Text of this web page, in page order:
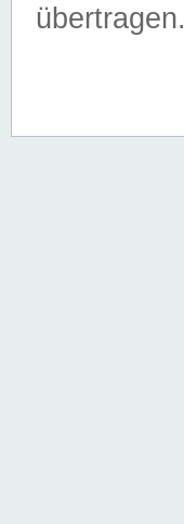
übertragen.